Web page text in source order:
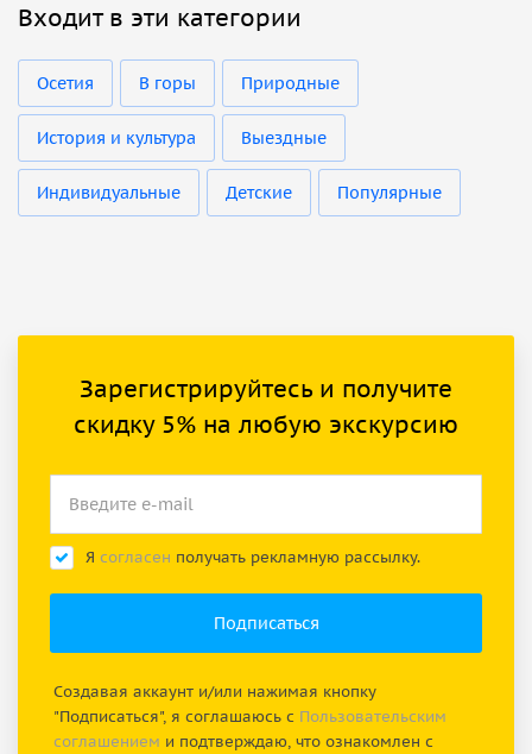
Входит в эти категории
Осетия В горы Природные
История и культура Выездные
Индивидуальные Детские Популярные
Зарегистрируйтесь и получите
скидку 5% на любую экскурсию
Я согласен получать рекламную рассылку.
Создавая аккаунт и/или нажимая кнопку
"Подписаться", я соглашаюсь с Пользовательским
соглашением и подтверждаю, что ознакомлен с